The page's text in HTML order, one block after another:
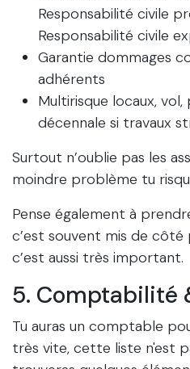
Responsabilité civile
Responsabilité civile
Garantie dommages
adhérents
Multirisque locaux,
décennale si travaux
Surtout n’oublie pas les
moindre problème tu
Pense également à
c’est souvent mis de côté
c’est aussi très important.
5. Comptabilité
Tu auras un comptable
très vite, cette liste n'est